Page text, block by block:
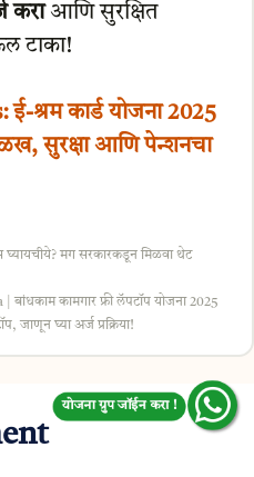
कराआणि सुरक्षित
टाका!
श्रम कार्ड योजना 2025
सुरक्षा आणि पेन्शनचा
मग सरकारकडून मिळवा थेट
कामगार फ्री लॅपटॉप योजना 2025
जाणून घ्या अर्ज प्रक्रिया!
योजना ग्रुप जॉईन करा !